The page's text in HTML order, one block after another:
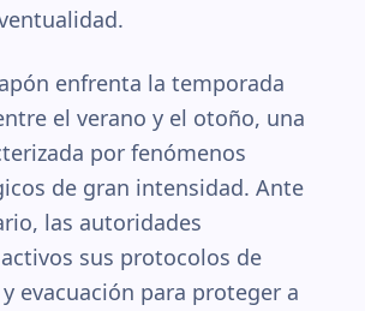
enfrenta la temporada
el verano y el otoño, una
por fenómenos
de gran intensidad. Ante
las autoridades
sus protocolos de
evacuación para proteger a